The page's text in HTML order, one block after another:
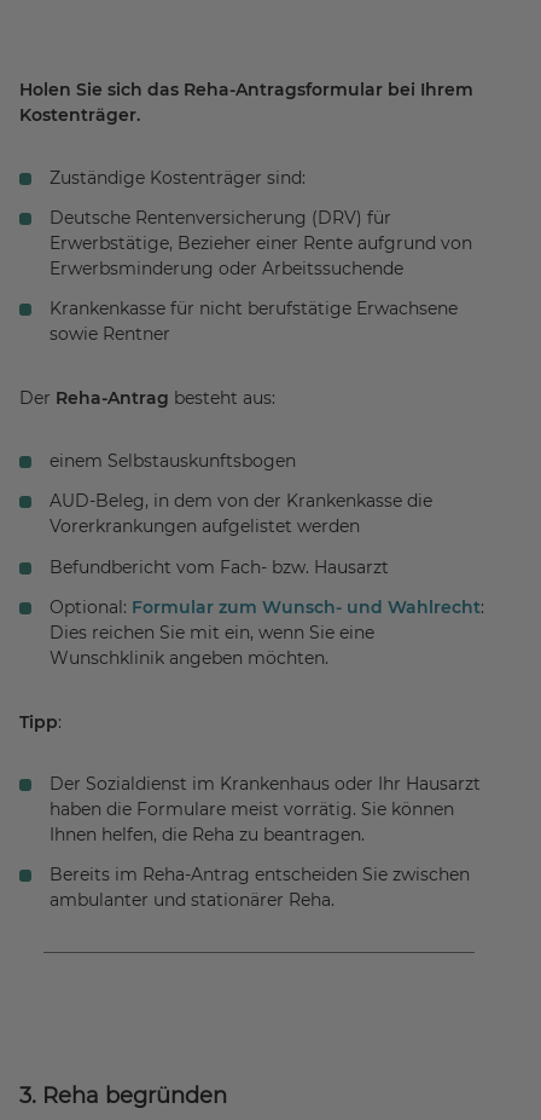
Holen Sie sich das Reha-Antragsformular bei Ihrem
Kostenträger.
Zuständige Kostenträger sind:
Deutsche Rentenversicherung (DRV) für
Erwerbstätige, Bezieher einer Rente aufgrund von
Erwerbsminderung oder Arbeitssuchende
Krankenkasse für nicht berufstätige Erwachsene
sowie Rentner
Der Reha-Antrag besteht aus:
einem Selbstauskunftsbogen
AUD-Beleg, in dem von der Krankenkasse die
Vorerkrankungen aufgelistet werden
Befundbericht vom Fach- bzw. Hausarzt
Optional: Formular zum Wunsch- und Wahlrecht:
Dies reichen Sie mit ein, wenn Sie eine
Wunschklinik angeben möchten.
Tipp:
Der Sozialdienst im Krankenhaus oder Ihr Hausarzt
haben die Formulare meist vorrätig. Sie können
Ihnen helfen, die Reha zu beantragen.
Bereits im Reha-Antrag entscheiden Sie zwischen
ambulanter und stationärer Reha.
3. Reha begründen